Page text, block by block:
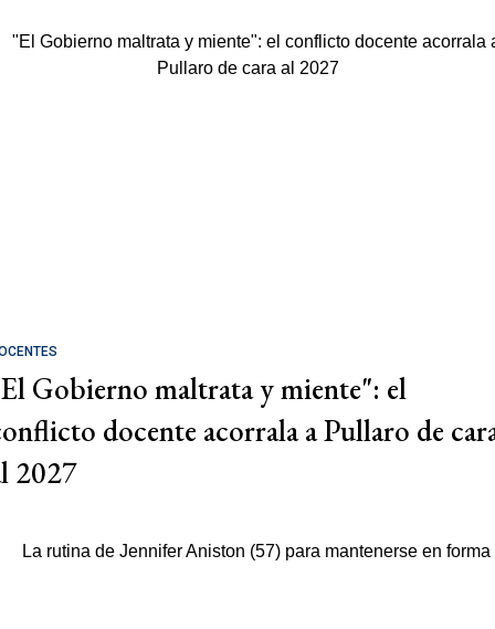
Gobierno maltrata y miente": el
docente acorrala a Pullaro de
2027